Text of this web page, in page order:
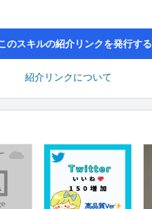
のスキルの紹介リンクを発行する
紹介リンクについて